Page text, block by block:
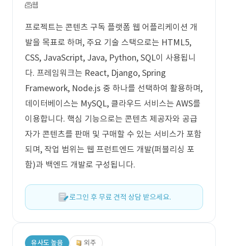
웹
프로젝트는 콘텐츠 구독 플랫폼 웹 어플리케이션 개
발을 목표로 하며, 주요 기술 스택으로는 HTML5,
CSS, JavaScript, Java, Python, SQL이 사용됩니
다. 프레임워크는 React, Django, Spring
Framework, Node.js 중 하나를 선택하여 활용하며,
데이터베이스는 MySQL, 클라우드 서비스는 AWS를
이용합니다. 핵심 기능으로는 콘텐츠 제공자와 공급
자가 콘텐츠를 판매 및 구매할 수 있는 서비스가 포함
되며, 작업 범위는 웹 프런트엔드 개발(퍼블리싱 포
함)과 백엔드 개발로 구성됩니다.
로그인 후 무료 견적 상담 받으세요.
유사도 높음 외주